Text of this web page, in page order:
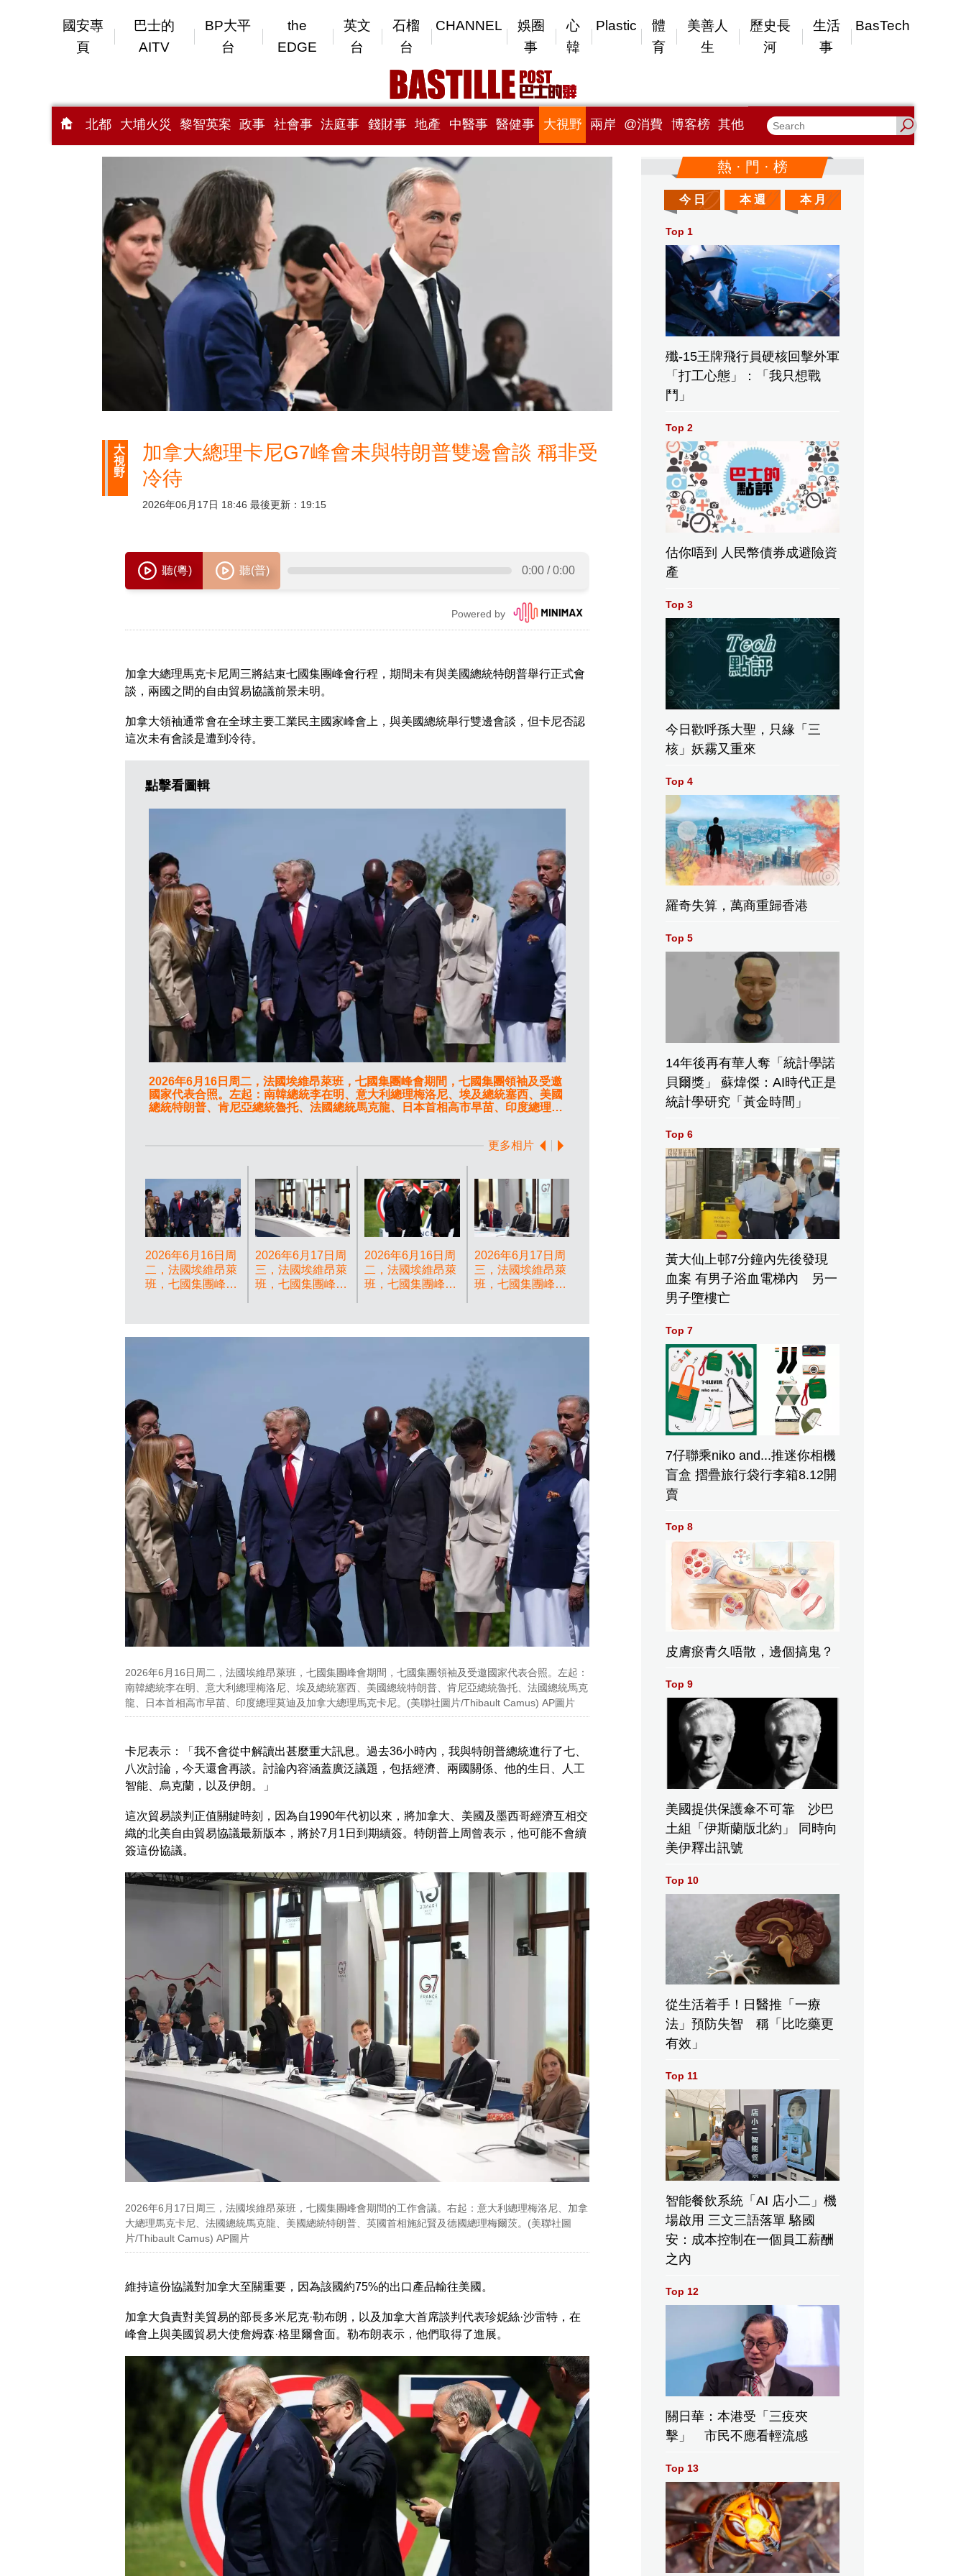
國安專
頁
巴士的
AITV
BP大平
台
the
EDGE
英文
台
石榴
台
CHANNEL
娛圈
事
心
韓
Plastic
體
育
美善人
生
歷史長
河
生活
事
BasTech
北都 大埔火災 黎智英案 政事 社會事 法庭事 錢財事 地產 中醫事 醫健事 大視野 兩岸 @消費 博客榜 其他
大
視
野
加拿大總理卡尼G7峰會未與特朗普雙邊會談 稱非受
冷待
2026年06月17日 18:46 最後更新：19:15
加拿大總理馬克卡尼周三將結束七國集團峰會行程，期間未有與美國總統特朗普舉行正式會
談，兩國之間的自由貿易協議前景未明。
加拿大領袖通常會在全球主要工業民主國家峰會上，與美國總統舉行雙邊會談，但卡尼否認
這次未有會談是遭到冷待。
點擊看圖輯
2026年6月16日周二，法國埃維昂萊班，七國集團峰會期間，七國集團領袖及受邀
國家代表合照。左起：南韓總統李在明、意大利總理梅洛尼、埃及總統塞西、美國
總統特朗普、肯尼亞總統魯托、法國總統馬克龍、日本首相高市早苗、印度總理莫
2026年6月17日周三，法國埃維昂萊班，七國集團峰會期間的工作會議。右起
大利總理梅洛尼、加拿大總理馬克卡尼、法國總統馬克龍、美國總統特朗普
首相施紀賢及德國總理梅爾茨。(美聯社圖片/Thibault Camus) AP圖片
更多相片
2026年6月16日周
二，法國埃維昂萊
班，七國集團峰會
合照。左起：南韓
亞總統魯托、法國
總統馬克龍、日本
首相高市早苗、印
度總理莫迪及加拿
大總理馬克卡尼。
(美聯社圖
片/Thibault
Camus) AP圖片
2026年6月17日周
三，法國埃維昂萊
班，七國集團峰會
梅洛尼、加拿大總
聯社圖片/Thibault
Camus) AP圖片
2026年6月16日周
二，法國埃維昂萊
班，七國集團峰會
首相施紀賢（中）
Infantes/Pool
Photo) AP圖片
2026年6月17日周
三，法國埃維昂萊
班，七國集團峰會
朗普、法國總統馬
馬克卡尼。(美聯
社圖片/Thibault
Camus) AP圖片
二，法國埃維昂萊
班，七國集團峰會
期間，美國總統特
朗普（左）在七國
集團領袖及受邀國
家代表合照前，與
加拿大總理馬克卡
圖片/Dominique
Jacovides, Pool
加拿大總理卡尼出
席G7峰會。AP圖
片
2026年6月16日周二，法國埃維昂萊班，七國集團峰會期間，七國集團領袖及受邀國家代表合照。左起：
南韓總統李在明、意大利總理梅洛尼、埃及總統塞西、美國總統特朗普、肯尼亞總統魯托、法國總統馬克
龍、日本首相高市早苗、印度總理莫迪及加拿大總理馬克卡尼。(美聯社圖片/Thibault Camus) AP圖片
卡尼表示：「我不會從中解讀出甚麼重大訊息。過去36小時內，我與特朗普總統進行了七、
八次討論，今天還會再談。討論內容涵蓋廣泛議題，包括經濟、兩國關係、他的生日、人工
智能、烏克蘭，以及伊朗。」
這次貿易談判正值關鍵時刻，因為自1990年代初以來，將加拿大、美國及墨西哥經濟互相交
織的北美自由貿易協議最新版本，將於7月1日到期續簽。特朗普上周曾表示，他可能不會續
簽這份協議。
2026年6月17日周三，法國埃維昂萊班，七國集團峰會期間的工作會議。右起：意大利總理梅洛尼、加拿
大總理馬克卡尼、法國總統馬克龍、美國總統特朗普、英國首相施紀賢及德國總理梅爾茨。(美聯社圖
片/Thibault Camus) AP圖片
維持這份協議對加拿大至關重要，因為該國約75%的出口產品輸往美國。
加拿大負責對美貿易的部長多米尼克·勒布朗，以及加拿大首席談判代表珍妮絲·沙雷特，在
峰會上與美國貿易大使詹姆森·格里爾會面。勒布朗表示，他們取得了進展。
熱 · 門 · 榜
今 日 本 週 本 月
Top 1
殲-15王牌飛行員硬核回擊外軍
「打工心態」：「我只想戰
鬥」
Top 2
估你唔到 人民幣債券成避險資
產
Top 3
今日歡呼孫大聖，只緣「三
核」妖霧又重來
Top 4
羅奇失算，萬商重歸香港
Top 5
14年後再有華人奪「統計學諾
貝爾獎」 蘇煒傑：AI時代正是
統計學研究「黃金時間」
Top 6
黃大仙上邨7分鐘內先後發現
血案 有男子浴血電梯內 另一
男子墮樓亡
Top 7
7仔聯乘niko and...推迷你相機
盲盒 摺疊旅行袋行李箱8.12開
賣
Top 8
皮膚瘀青久唔散，邊個搞鬼？
Top 9
美國提供保護傘不可靠 沙巴
土組「伊斯蘭版北約」 同時向
美伊釋出訊號
Top 10
從生活着手！日醫推「一療
法」預防失智 稱「比吃藥更
有效」
Top 11
智能餐飲系統「AI 店小二」機
場啟用 三文三語落單 駱國
安：成本控制在一個員工薪酬
之內
Top 12
關日華：本港受「三疫夾
擊」 市民不應看輕流感
Top 13